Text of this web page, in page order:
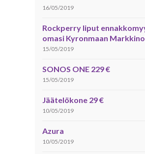
16/05/2019
Rockperry liput
omasi Kyronmaan
15/05/2019
SONOS ONE 229 €
15/05/2019
Jäätelökone 29 €
10/05/2019
Azura
10/05/2019